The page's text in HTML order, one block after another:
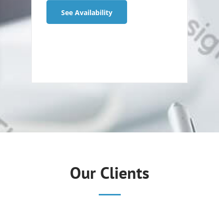
See Availability
Our Clients